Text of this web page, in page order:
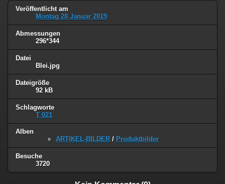
Veröffentlicht am
Montag 28 Januar 2019
Abmessungen
296*344
Datei
Blei.jpg
Dateigröße
92 kB
Schlagworte
T 021
Alben
ARTIKEL-BILDER / Produktbilder
Besuche
3720